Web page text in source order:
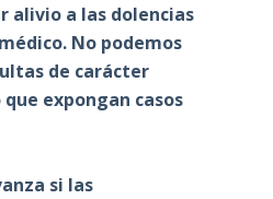
alivio a las dolencias
No podemos
de carácter
expongan casos
si las